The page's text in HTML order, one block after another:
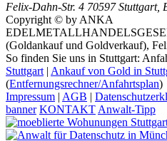
Felix-Dahn-Str. 4 70597 Stuttgart,
Copyright © by ANKA
(Goldankauf und Goldverkauf),
So finden Sie uns in Stuttgart:
Stuttgart | Ankauf von Gold in
(Entfernungsrechner/Anfahrtsplan)
Impressum | AGB |
banner KONTAKT Anwalt-Tipp